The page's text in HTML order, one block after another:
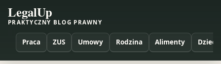
LegalUp
PRAKTYCZNY BLOG PRAWNY
Praca ZUS Umowy Rodzina Alimenty Dzieci